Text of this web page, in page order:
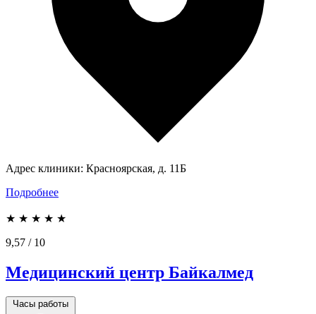
Адрес клиники: Красноярская, д. 11Б
Подробнее
★ ★ ★ ★ ★
9,57 / 10
Медицинский центр Байкалмед
Часы работы